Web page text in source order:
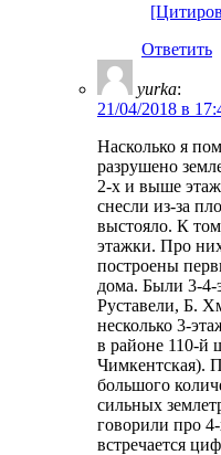
Ответить
yurka:
21/04/2018 в
Насколько я
разрушено
2-х и выше
снесли из-за
выстояло. К
этажки. Про
построены
дома. Были 3-
Руставели, Б.
несколько 3-
в районе 110-й
Чимкентская).
большого
сильных
говорили про
встречается